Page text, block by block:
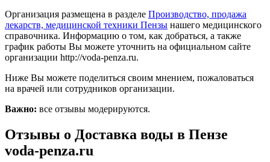
Организация размещена в разделе Производство, продажа
лекарств, медицинской техники Пензы нашего медицинского
справочника. Информацию о том, как добраться, а также
график работы Вы можете уточнить на официальном сайте
организации http://voda-penza.ru.
Ниже Вы можете поделиться своим мнением, пожаловаться
на врачей или сотрудников организации.
Важно: все отзывы модерируются.
Отзывы о Доставка воды в Пензе
voda-penza.ru